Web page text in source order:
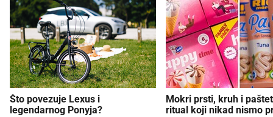
Što povezuje Lexus i
legendarnog Ponyja?
Mokri prsti, kruh i
ritual koji nikad nismo